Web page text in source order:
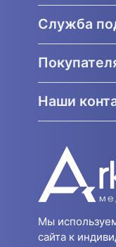
Служба
Наши
Мы
сайта к